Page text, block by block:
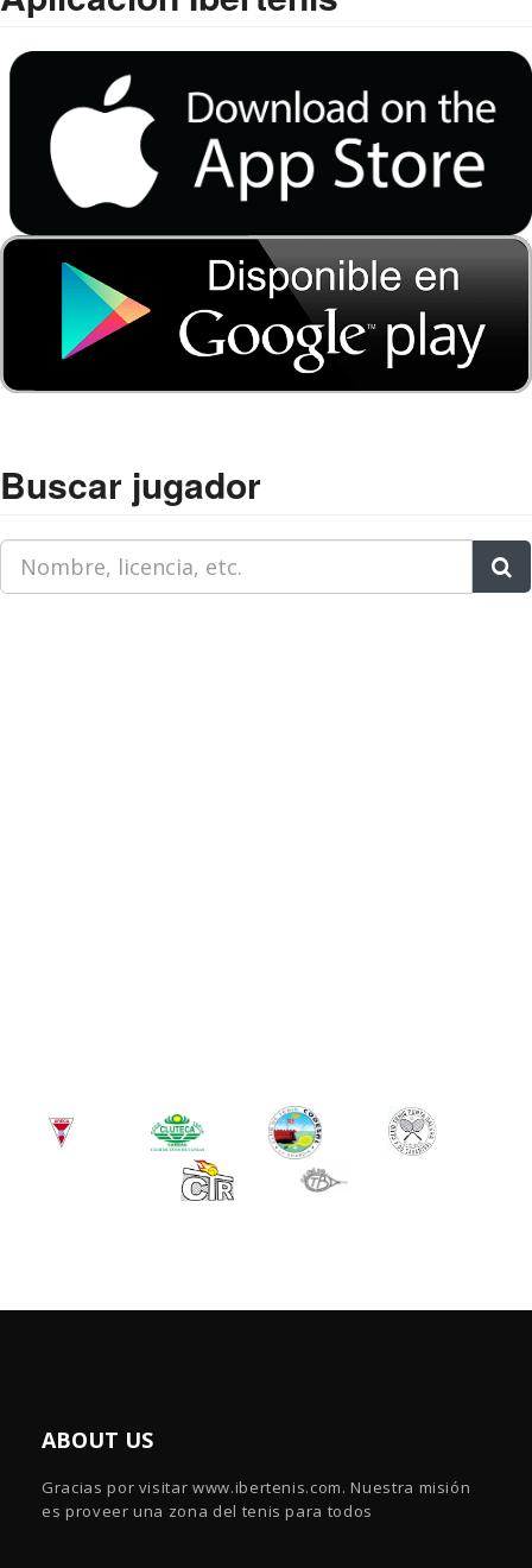
Buscar jugador
ABOUT US
Gracias por visitar www.ibertenis.com. Nuestra misión
es proveer una zona del tenis para todos